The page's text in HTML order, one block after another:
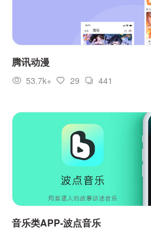
腾讯动漫
53.7k+ 29 441
音乐类APP-波点音乐